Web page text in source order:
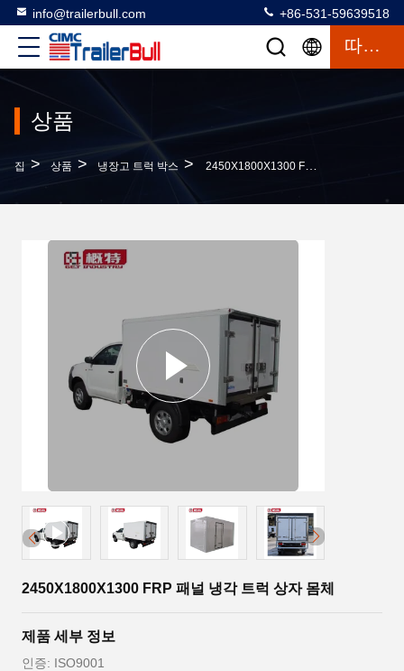
info@trailerbull.com +86-531-59639518
따옴표
상품
집 > 상품 > 냉장고 트럭 박스 > 2450X1800X1300 FRP 패널 냉각 트럭 상자 몸체
2450X1800X1300 FRP 패널 냉각 트럭 상자 몸체
제품 세부 정보
인증: ISO9001